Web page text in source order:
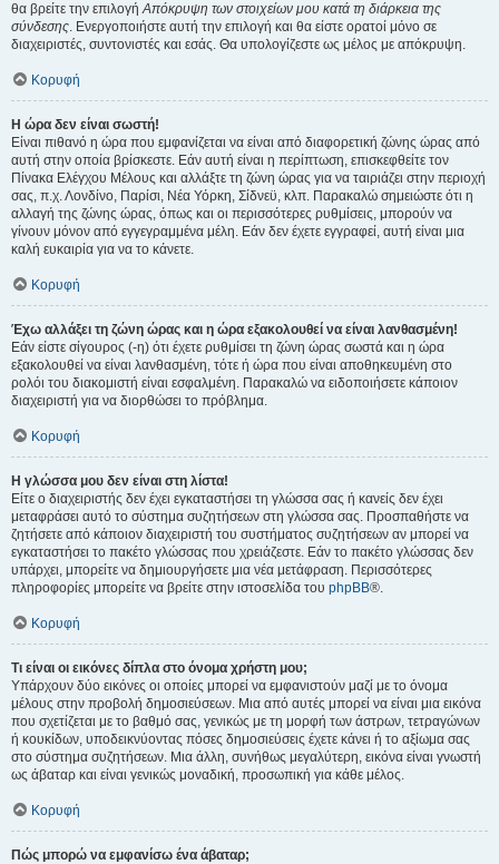
θα βρείτε την επιλογήΑπόκρυψη των στοιχείων μου κατά τη διάρκεια της
σύνδεσης. Ενεργοποιήστε αυτή την επιλογή και θα είστε ορατοί μόνο σε
διαχειριστές, συντονιστές και εσάς. Θα υπολογίζεστε ως μέλος με απόκρυψη.
Κορυφή
Η ώρα δεν είναι σωστή!
Είναι πιθανό η ώρα που εμφανίζεται να είναι από διαφορετική ζώνης ώρας από
αυτή στην οποία βρίσκεστε. Εάν αυτή είναι η περίπτωση, επισκεφθείτε τον
Πίνακα Ελέγχου Μέλους και αλλάξτε τη ζώνη ώρας για να ταιριάζει στην περιοχή
σας, π.χ. Λονδίνο, Παρίσι, Νέα Υόρκη, Σίδνεϋ, κλπ. Παρακαλώ σημειώστε ότι η
αλλαγή της ζώνης ώρας, όπως και οι περισσότερες ρυθμίσεις, μπορούν να
γίνουν μόνον από εγγεγραμμένα μέλη. Εάν δεν έχετε εγγραφεί, αυτή είναι μια
καλή ευκαιρία για να το κάνετε.
Κορυφή
Έχω αλλάξει τη ζώνη ώρας και η ώρα εξακολουθεί να είναι λανθασμένη!
Εάν είστε σίγουρος (-η) ότι έχετε ρυθμίσει τη ζώνη ώρας σωστά και η ώρα
εξακολουθεί να είναι λανθασμένη, τότε ή ώρα που είναι αποθηκευμένη στο
ρολόι του διακομιστή είναι εσφαλμένη. Παρακαλώ να ειδοποιήσετε κάποιον
διαχειριστή για να διορθώσει το πρόβλημα.
Κορυφή
Η γλώσσα μου δεν είναι στη λίστα!
Είτε ο διαχειριστής δεν έχει εγκαταστήσει τη γλώσσα σας ή κανείς δεν έχει
μεταφράσει αυτό το σύστημα συζητήσεων στη γλώσσα σας. Προσπαθήστε να
ζητήσετε από κάποιον διαχειριστή του συστήματος συζητήσεων αν μπορεί να
εγκαταστήσει το πακέτο γλώσσας που χρειάζεστε. Εάν το πακέτο γλώσσας δεν
υπάρχει, μπορείτε να δημιουργήσετε μια νέα μετάφραση. Περισσότερες
πληροφορίες μπορείτε να βρείτε στην ιστοσελίδα του phpBB®.
Κορυφή
Τι είναι οι εικόνες δίπλα στο όνομα χρήστη μου;
Υπάρχουν δύο εικόνες οι οποίες μπορεί να εμφανιστούν μαζί με το όνομα
μέλους στην προβολή δημοσιεύσεων. Μια από αυτές μπορεί να είναι μια εικόνα
που σχετίζεται με το βαθμό σας, γενικώς με τη μορφή των άστρων, τετραγώνων
ή κουκίδων, υποδεικνύοντας πόσες δημοσιεύσεις έχετε κάνει ή το αξίωμα σας
στο σύστημα συζητήσεων. Μια άλλη, συνήθως μεγαλύτερη, εικόνα είναι γνωστή
ως άβαταρ και είναι γενικώς μοναδική, προσωπική για κάθε μέλος.
Κορυφή
Πώς μπορώ να εμφανίσω ένα άβαταρ;